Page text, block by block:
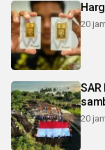
20
20